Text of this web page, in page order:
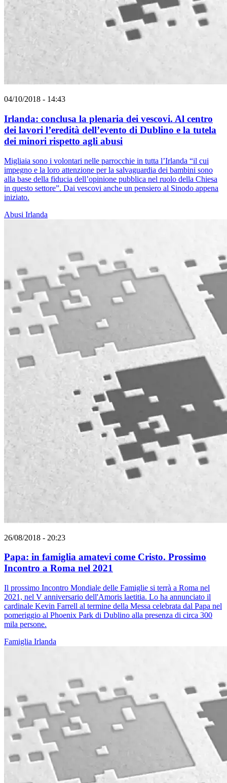
04/10/2018 - 14:43
Irlanda: conclusa la plenaria dei vescovi. Al centro
dei lavori l’eredità dell’evento di Dublino e la tutela
dei minori rispetto agli abusi
Migliaia sono i volontari nelle parrocchie in tutta l’Irlanda “il cui
impegno e la loro attenzione per la salvaguardia dei bambini sono
alla base della fiducia dell’opinione pubblica nel ruolo della Chiesa
in questo settore”. Dai vescovi anche un pensiero al Sinodo appena
iniziato.
Abusi Irlanda
26/08/2018 - 20:23
Papa: in famiglia amatevi come Cristo. Prossimo
Incontro a Roma nel 2021
Il prossimo Incontro Mondiale delle Famiglie si terrà a Roma nel
2021, nel V anniversario dell'Amoris laetitia. Lo ha annunciato il
cardinale Kevin Farrell al termine della Messa celebrata dal Papa nel
pomeriggio al Phoenix Park di Dublino alla presenza di circa 300
mila persone.
Famiglia Irlanda